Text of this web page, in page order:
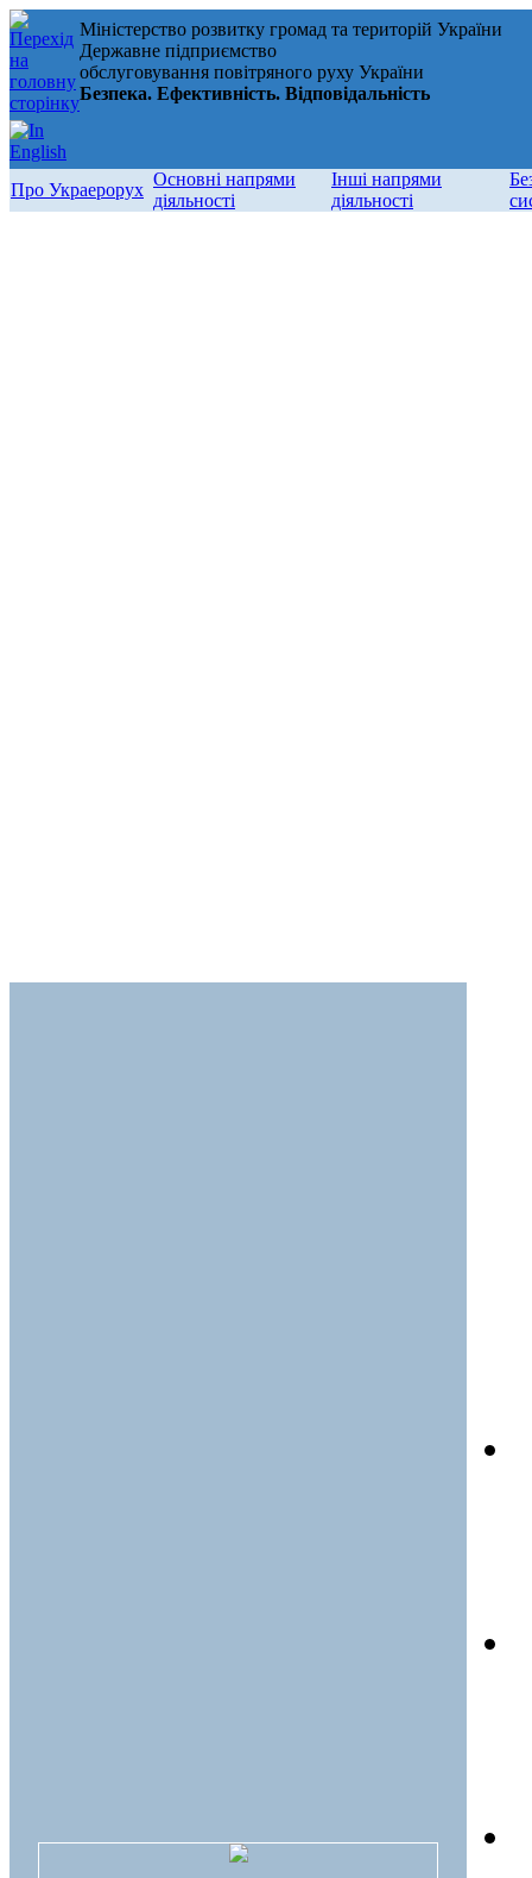
Міністерство розвитку громад та територій України
Державне підприємство
обслуговування повітряного руху України
Безпека. Ефективність. Відповідальність
Про Украерорух
Основні напрями
діяльності
Інші напрями
діяльності